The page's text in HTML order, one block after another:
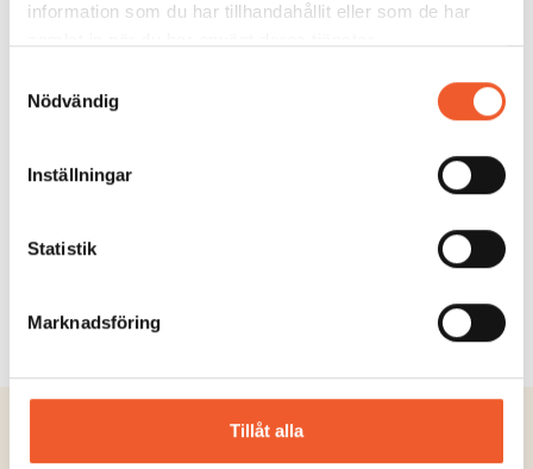
information som du har tillhandahållit eller som de har
Nödvändig
Inställningar
Statistik
Marknadsföring
Tillåt alla
KONFERENS
utvecklar sim- och badanläggningar! Var med
när branschen träffas och nätverka m...
Läs mer